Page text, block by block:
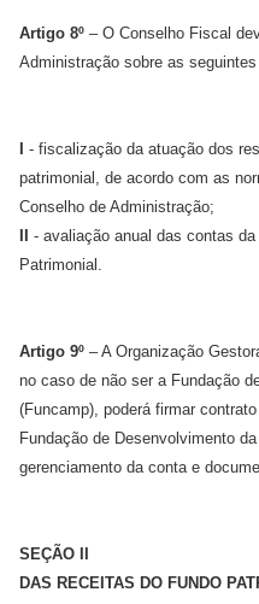
Artigo 8º – O Conselho Fiscal
Administração sobre as
- fiscalização da atuação dos
patrimonial, de acordo com as
Conselho de Administração;
- avaliação anual das contas
Patrimonial.
Artigo 9º – A Organização
no caso de não ser a Fundação
(Funcamp), poderá firmar
Fundação de Desenvolvimento
gerenciamento da conta e
SEÇÃO II
DAS RECEITAS DO FUNDO